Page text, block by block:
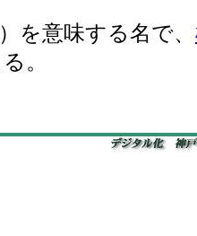
を意味する名で、
。